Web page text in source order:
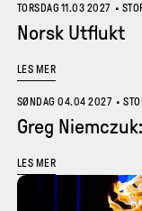
TORSDAG 11.03 2027 •
Norsk Utflukt
LES MER
SØNDAG 04.04 2027 •
Greg
LES MER